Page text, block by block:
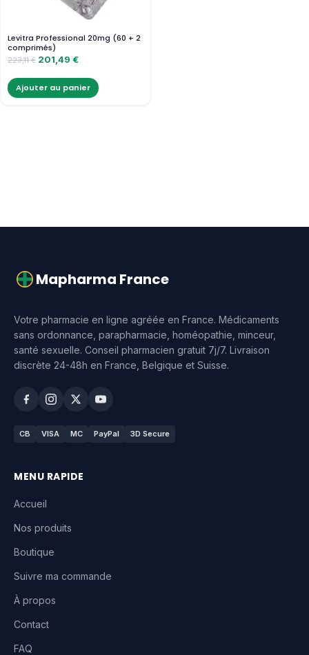
Levitra Professional 20mg (60 + 2
comprimés)
223,11€ 201,49 €
Ajouter au panier
Mapharma France
Votre pharmacie en ligne agréée en France. Médicaments
sans ordonnance, parapharmacie, homéopathie, minceur,
santé sexuelle. Conseil pharmacien gratuit 7j/7. Livraison
discrète 24-48h en France, Belgique et Suisse.
CB VISA MC PayPal 3D Secure
MENU RAPIDE
Accueil
Nos produits
Boutique
Suivre ma commande
À propos
Contact
FAQ